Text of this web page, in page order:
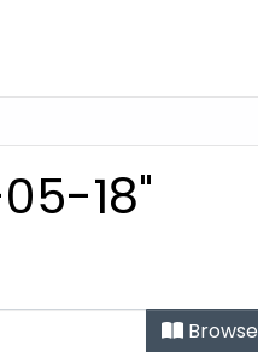
18"
Browse